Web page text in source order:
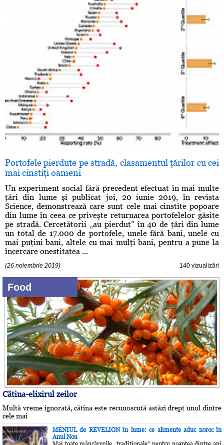
Portofele pierdute pe stradă, clasamentul ţărilor cu cei
mai cinstiţi oameni
Un experiment social fără precedent efectuat în mai multe
ţări din lume şi publicat joi, 20 iunie 2019, în revista
Science, demonstrează care sunt cele mai cinstite popoare
din lume în ceea ce priveşte returnarea portofelelor găsite
pe stradă. Cercetătorii „au pierdut” în 40 de ţări din lume
un total de 17.000 de portofele, unele fără bani, unele cu
mai puţini bani, altele cu mai mulţi bani, pentru a pune la
încercare onestitatea ...
(26 noiembrie 2019) 140 vizualizări
Food
Cătina-elixirul zeilor
Multă vreme ignorată, cătina este recunoscută astăzi drept unul dintre
cele mai
MENIUL de REVELION în lume: ce alimente aduc noroc în
Anul Nou